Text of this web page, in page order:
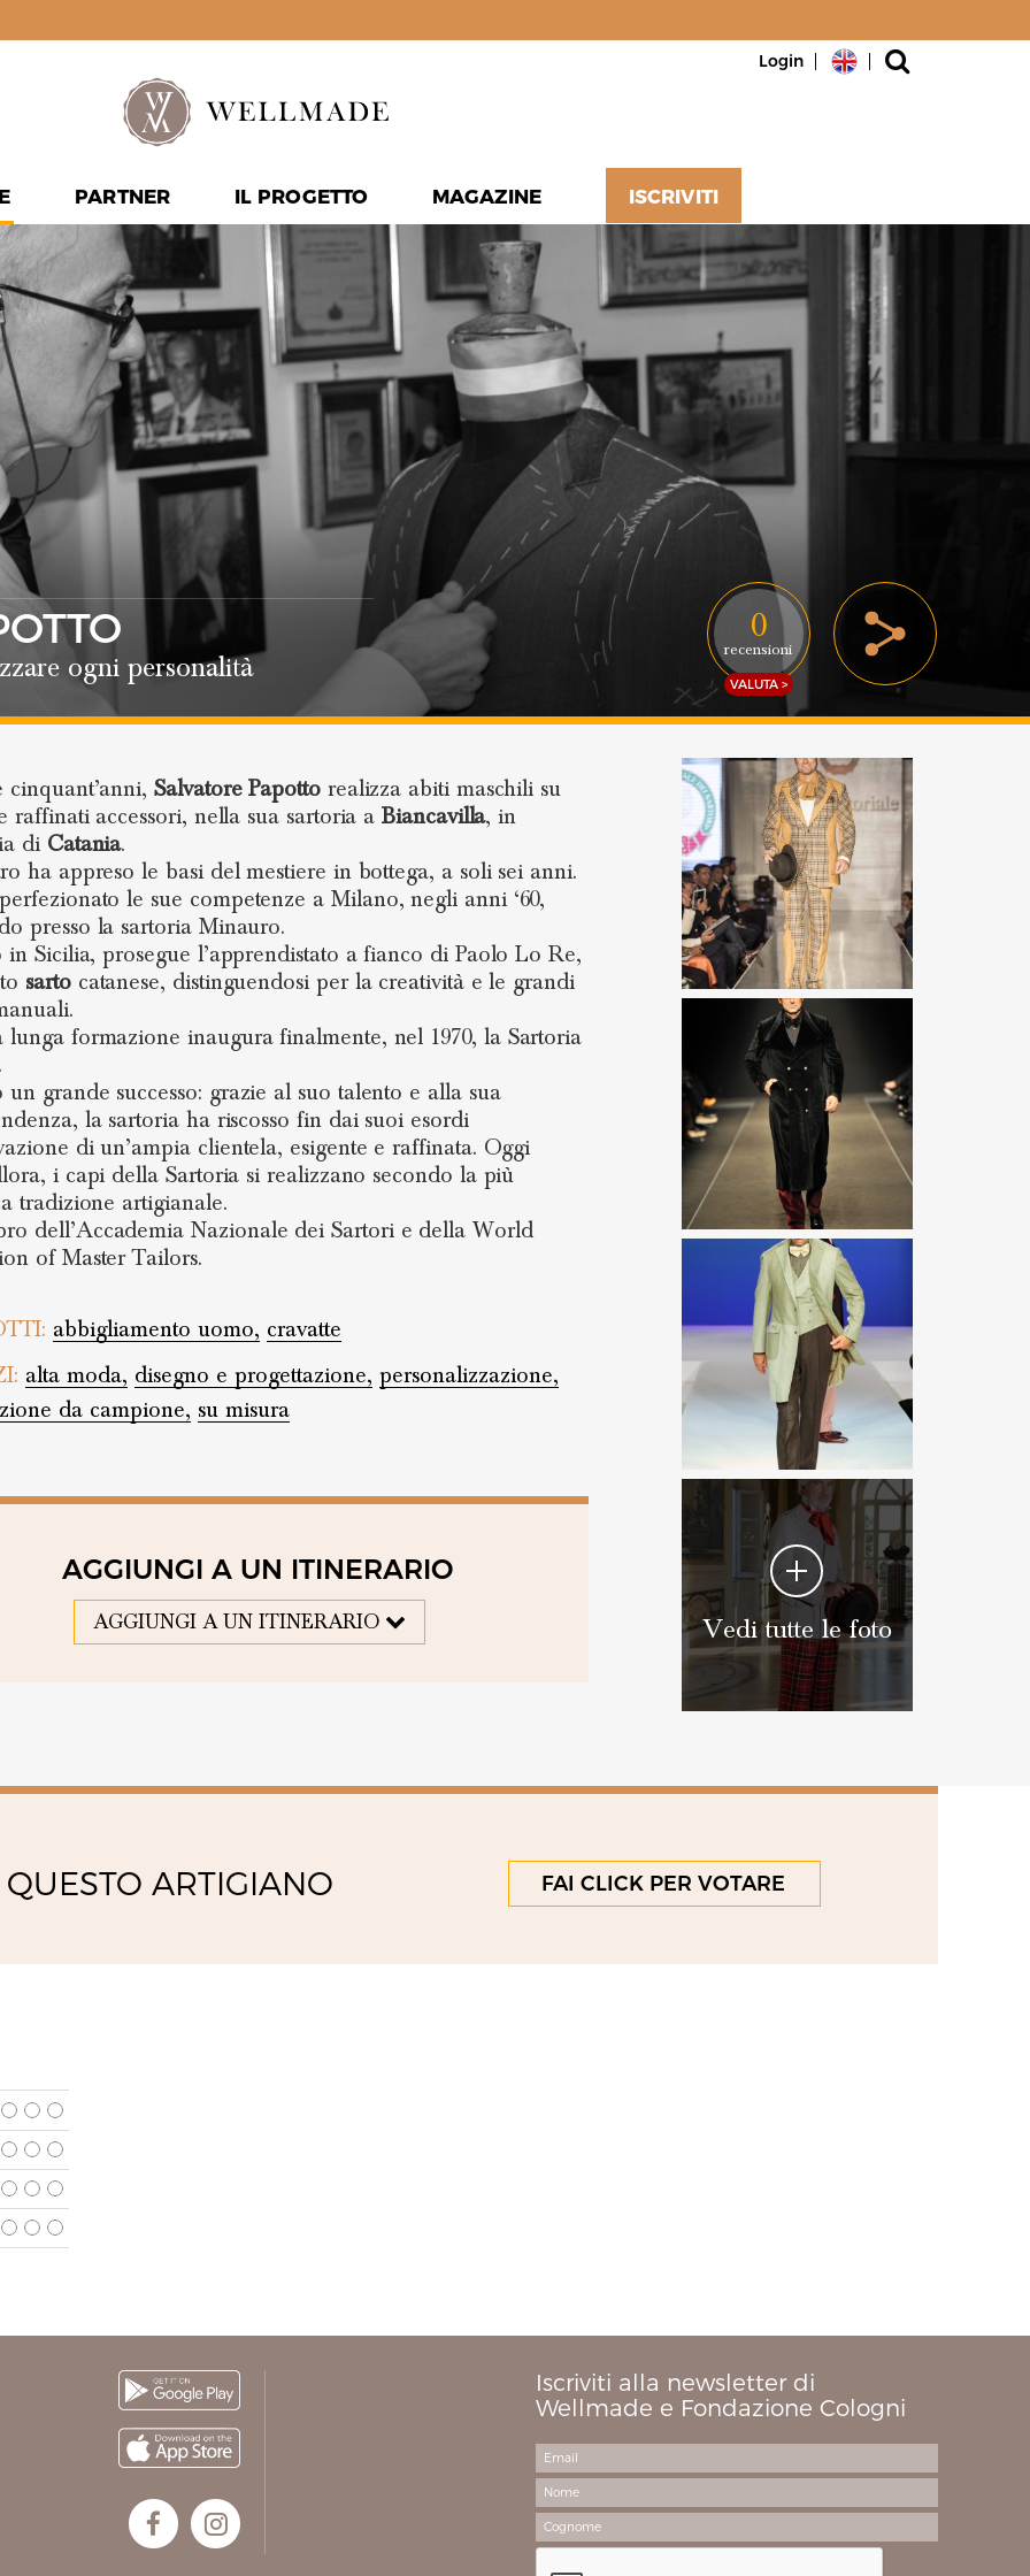
Login
PARTNER IL PROGETTO MAGAZINE ISCRIVITI
ogni personalità
cinquant’anni,Salvatore Papottorealizza abiti maschili su
raffinati accessori, nella sua sartoria aBiancavilla, in
di Catania.
ha appreso le basi del mestiere in bottega, a soli sei anni.
le sue competenze a Milano, negli anni ‘60,
presso la sartoria Minauro.
in Sicilia, prosegue l’apprendistato a fianco di Paolo Lo Re,
sartocatanese, distinguendosi per la creatività e le grandi
lunga formazione inaugura finalmente, nel 1970, la Sartoria
un grande successo: grazie al suo talento e alla sua
la sartoria ha riscosso fin dai suoi esordi
di un’ampia clientela, esigente e raffinata. Oggi
i capi della Sartoria si realizzano secondo la più
tradizione artigianale.
dell’Accademia Nazionale dei Sartori e della World
of Master Tailors.
abbigliamento uomo, cravatte
alta moda, disegno e progettazione, personalizzazione,
da campione, su misura
AGGIUNGI A UN ITINERARIO
AGGIUNGI A UN ITINERARIO Vedi tutte le foto
0
recensioni
VALUTA >
ARTIGIANO FAI CLICK PER VOTARE
Iscriviti alla newsletter di
Wellmade e Fondazione Cologni